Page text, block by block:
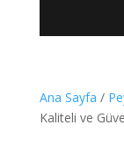
Ana Sayfa /
Kaliteli ve